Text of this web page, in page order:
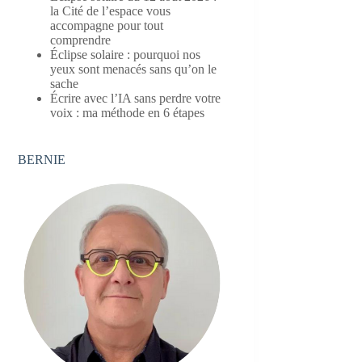
la Cité de l’espace vous
accompagne pour tout
comprendre
Éclipse solaire : pourquoi nos
yeux sont menacés sans qu’on le
sache
Écrire avec l’IA sans perdre votre
voix : ma méthode en 6 étapes
BERNIE